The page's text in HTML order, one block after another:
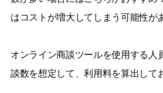
はコストが増大してしまう可能性が
オンライン商談ツールを使用する人
談数を想定して、利用料を算出して